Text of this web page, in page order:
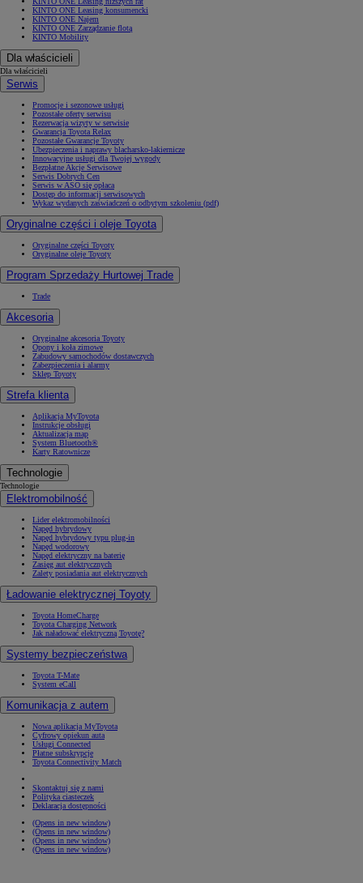
KINTO ONE Leasing konsumencki
KINTO ONE Najem
KINTO ONE Zarządzanie flotą
KINTO Mobility
Dla właścicieli
Dla właścicieli
Serwis
Promocje i sezonowe usługi
Pozostałe oferty serwisu
Rezerwacja wizyty w serwisie
Gwarancja Toyota Relax
Pozostałe Gwarancje Toyoty
Ubezpieczenia i naprawy blacharsko-lakiernicze
Innowacyjne usługi dla Twojej wygody
Bezpłatne Akcje Serwisowe
Serwis Dobrych Cen
Serwis w ASO się opłaca
Dostęp do informacji serwisowych
Wykaz wydanych zaświadczeń o odbytym szkoleniu (pdf)
Oryginalne części i oleje Toyota
Oryginalne części Toyoty
Oryginalne oleje Toyoty
Program Sprzedaży Hurtowej Trade
Trade
Akcesoria
Oryginalne akcesoria Toyoty
Opony i koła zimowe
Zabudowy samochodów dostawczych
Zabezpieczenia i alarmy
Sklep Toyoty
Strefa klienta
Aplikacja MyToyota
Instrukcje obsługi
Aktualizacja map
System Bluetooth®
Karty Ratownicze
Technologie
Technologie
Elektromobilność
Lider elektromobilności
Napęd hybrydowy
Napęd hybrydowy typu plug-in
Napęd wodorowy
Napęd elektryczny na baterię
Zasięg aut elektrycznych
Zalety posiadania aut elektrycznych
Ładowanie elektrycznej Toyoty
Toyota HomeCharge
Toyota Charging Network
Jak naładować elektryczną Toyotę?
Systemy bezpieczeństwa
Toyota T-Mate
System eCall
Komunikacja z autem
Nowa aplikacja MyToyota
Cyfrowy opiekun auta
Usługi Connected
Płatne subskrypcje
Toyota Connectivity Match
Skontaktuj się z nami
Polityka ciasteczek
Deklaracja dostępności
(Opens in new window)
(Opens in new window)
(Opens in new window)
(Opens in new window)